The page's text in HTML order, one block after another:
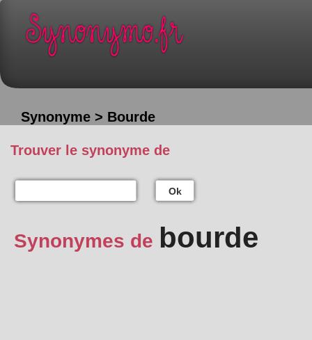
Synonyme > Bourde
Trouver le synonyme de
Ok
Synonymes de bourde